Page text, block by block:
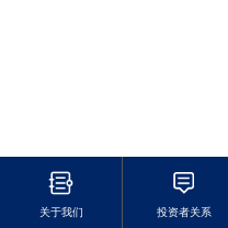
关于我们 投资者关系